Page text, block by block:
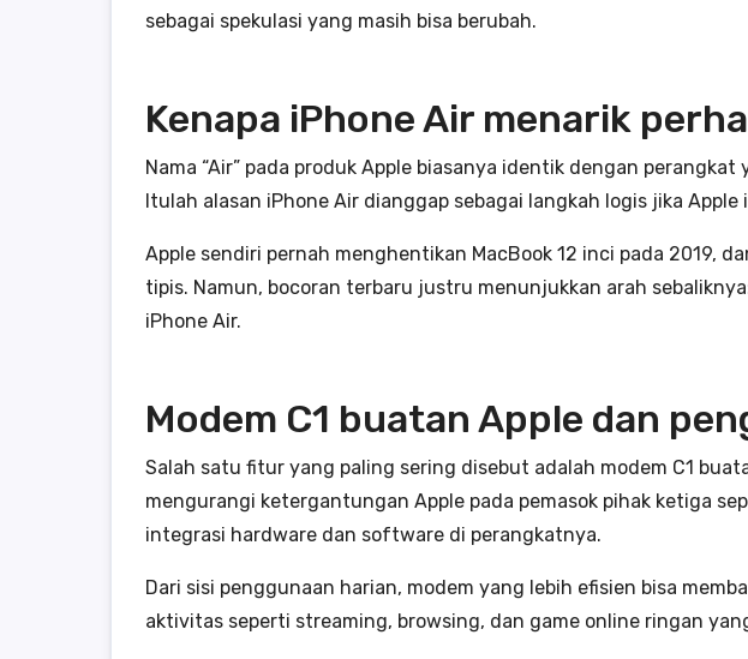
sebagai spekulasi yang masih bisa berubah.
Kenapa iPhone Air menarik
Nama “Air” pada produk Apple biasanya identik dengan
Itulah alasan iPhone Air dianggap sebagai langkah logis jika
Apple sendiri pernah menghentikan MacBook 12 inci pada 2019,
tipis. Namun, bocoran terbaru justru menunjukkan arah
iPhone Air.
Modem C1 buatan Apple dan
Salah satu fitur yang paling sering disebut adalah modem C1
mengurangi ketergantungan Apple pada pemasok pihak ketiga
integrasi hardware dan software di perangkatnya.
Dari sisi penggunaan harian, modem yang lebih efisien bisa
aktivitas seperti streaming, browsing, dan game online ringan